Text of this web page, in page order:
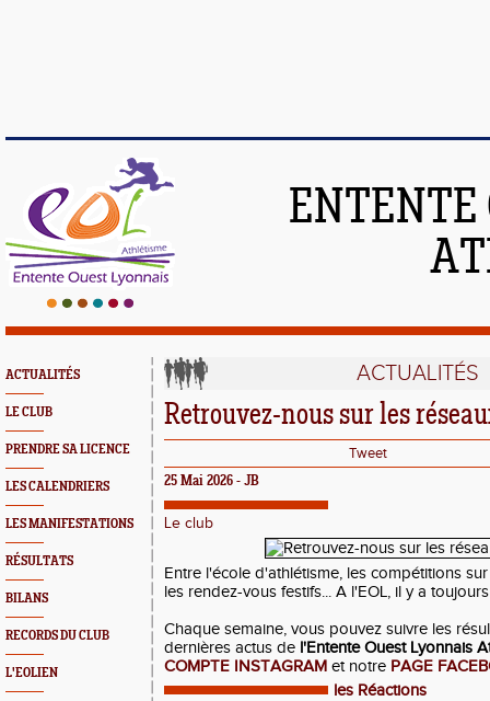
ENTENTE
ACTUALITÉS
LE CLUB
PRENDRE SA LICENCE
LES CALENDRIERS
LES MANIFESTATIONS
RÉSULTATS
BILANS
RECORDS DU CLUB
L'EOLIEN
ACTUALITÉS
Retrouvez-nous sur les
Tweet
25 Mai 2026 - JB
Le club
Entre l'école d'athlétisme, les compétitions
les rendez-vous festifs... A l'EOL, il y a
Chaque semaine, vous pouvez suivre les
dernières actus de l'Entente Ouest Lyonnais
COMPTE INSTAGRAM et notre PAGE
les Réactions